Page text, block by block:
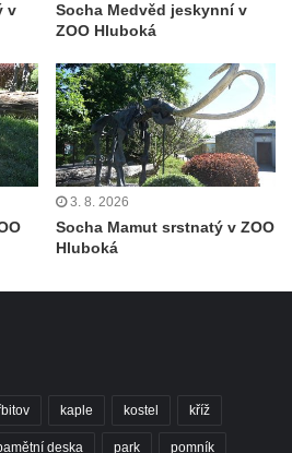
v
Socha Medvěd jeskynní v
ZOO Hluboká
3. 8. 2026
Socha Mamut srstnatý v ZOO
Hluboká
kaple kostel kříž
deska park pomník